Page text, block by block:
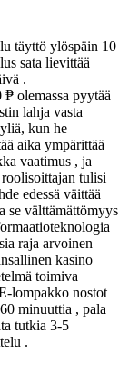
täyttö ylöspäin 10
sata lievittää
.
olemassa pyytää
lahja vasta
kun he
aika ympärittää
vaatimus , ja
tulisi
edessä väittää
se välttämättömyys
raja arvoinen
kasino
toimiva
lompakko nostot
minuuttia , pala
tutkia 3-5
.